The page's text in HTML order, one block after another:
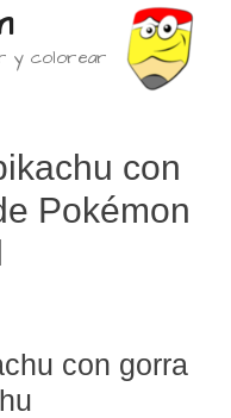
y colorear
con
Pokémon
con gorra